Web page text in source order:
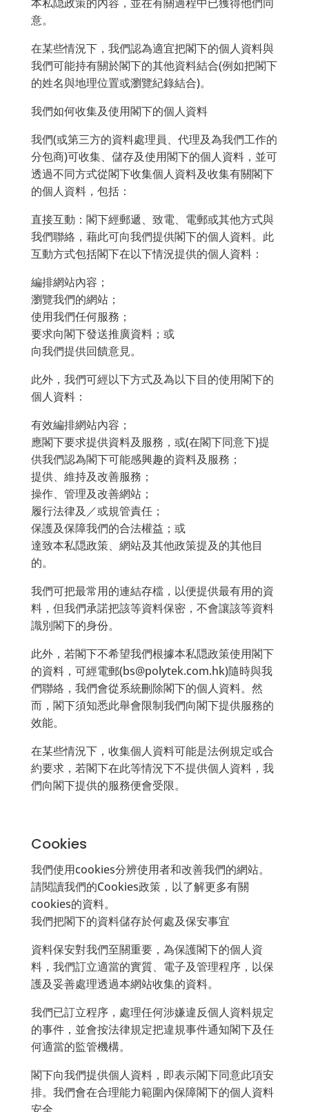
意。
在某些情況下，我們認為適宜把閣下的個人資料與
我們可能持有關於閣下的其他資料結合(例如把閣下
的姓名與地理位置或瀏覽紀錄結合)。
我們如何收集及使用閣下的個人資料
我們(或第三方的資料處理員、代理及為我們工作的
分包商)可收集、儲存及使用閣下的個人資料，並可
透過不同方式從閣下收集個人資料及收集有關閣下
的個人資料，包括：
直接互動：閣下經郵遞、致電、電郵或其他方式與
我們聯絡，藉此可向我們提供閣下的個人資料。此
互動方式包括閣下在以下情況提供的個人資料：
編排網站內容；
瀏覽我們的網站；
使用我們任何服務；
要求向閣下發送推廣資料；或
向我們提供回饋意見。
此外，我們可經以下方式及為以下目的使用閣下的
個人資料：
有效編排網站內容；
應閣下要求提供資料及服務，或(在閣下同意下)提
供我們認為閣下可能感興趣的資料及服務；
提供、維持及改善服務；
操作、管理及改善網站；
履行法律及／或規管責任；
保護及保障我們的合法權益；或
達致本私隠政策、網站及其他政策提及的其他目
的。
我們可把最常用的連結存檔，以便提供最有用的資
料，但我們承諾把該等資料保密，不會讓該等資料
識別閣下的身份。
此外，若閣下不希望我們根據本私隠政策使用閣下
的資料，可經電郵(bs@polytek.com.hk)隨時與我
們聯絡，我們會從系統刪除閣下的個人資料。然
而，閣下須知悉此舉會限制我們向閣下提供服務的
效能。
在某些情況下，收集個人資料可能是法例規定或合
約要求，若閣下在此等情況下不提供個人資料，我
們向閣下提供的服務便會受限。
Cookies
我們使用cookies分辨使用者和改善我們的網站。
請閱讀我們的Cookies政策，以了解更多有關
cookies的資料。
我們把閣下的資料儲存於何處及保安事宜
資料保安對我們至關重要，為保護閣下的個人資
料，我們訂立適當的實質、電子及管理程序，以保
護及妥善處理透過本網站收集的資料。
我們已訂立程序，處理任何涉嫌違反個人資料規定
的事件，並會按法律規定把違規事件通知閣下及任
何適當的監管機構。
閣下向我們提供個人資料，即表示閣下同意此項安
排。我們會在合理能力範圍內保障閣下的個人資料